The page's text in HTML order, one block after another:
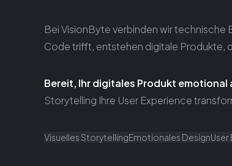
Bei VisionByte verbinden wir technische
Code trifft, entstehen digitale Produkte,
Bereit, Ihr digitales Produkt emotional
Storytelling Ihre User Experience
Visuelles StorytellingEmotionales DesignUser